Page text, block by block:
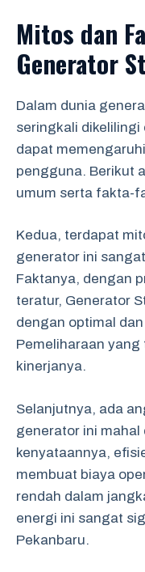
Mitos dan
Generator
Dalam dunia
seringkali dikelilingi
dapat
pengguna. Berikut
umum serta fakta-
Kedua, terdapat
generator ini
Faktanya, dengan
teratur, Generator
dengan optimal
Pemeliharaan
kinerjanya.
Selanjutnya, ada
generator ini mahal
kenyataannya,
membuat biaya
rendah dalam
energi ini sangat
Pekanbaru.